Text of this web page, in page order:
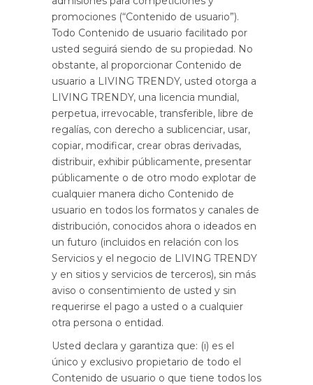
promociones (“Contenido de usuario”).
Todo Contenido de usuario facilitado por
usted seguirá siendo de su propiedad. No
obstante, al proporcionar Contenido de
usuario a LIVING TRENDY, usted otorga a
LIVING TRENDY, una licencia mundial,
perpetua, irrevocable, transferible, libre de
regalías, con derecho a sublicenciar, usar,
copiar, modificar, crear obras derivadas,
distribuir, exhibir públicamente, presentar
públicamente o de otro modo explotar de
cualquier manera dicho Contenido de
usuario en todos los formatos y canales de
distribución, conocidos ahora o ideados en
un futuro (incluidos en relación con los
Servicios y el negocio de LIVING TRENDY
y en sitios y servicios de terceros), sin más
aviso o consentimiento de usted y sin
requerirse el pago a usted o a cualquier
otra persona o entidad.
Usted declara y garantiza que: (i) es el
único y exclusivo propietario de todo el
Contenido de usuario o que tiene todos los